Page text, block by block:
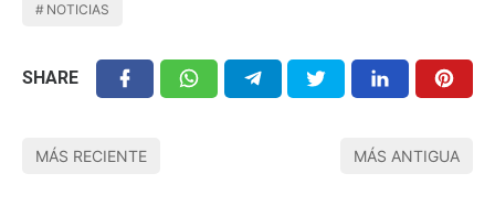
NOTICIAS
SHARE
MÁS RECIENTE MÁS ANTIGUA